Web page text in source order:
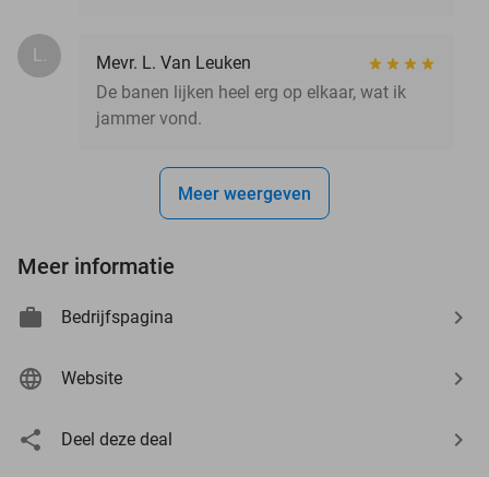
L.
Mevr. L. Van Leuken
De banen lijken heel erg op elkaar, wat ik
jammer vond.
Meer weergeven
Meer informatie
Bedrijfspagina
Website
Deel deze deal